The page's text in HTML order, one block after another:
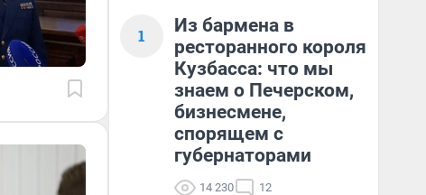
1
Из бармена в
ресторанного короля
Кузбасса: что мы
знаем о Печерском,
бизнесмене,
спорящем с
губернаторами
14 230 12